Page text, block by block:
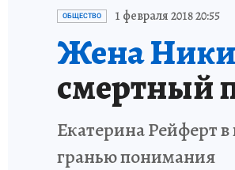
ИСПЫТАНО НА СЕБЕ
ОБЩЕСТВО 1 февраля 2018 20:55
Жена
смертный
Екатерина Рейферт
гранью понимания